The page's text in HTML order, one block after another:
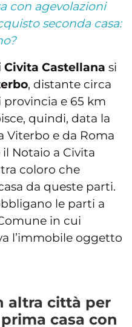
con agevolazioni
seconda casa:
Castellana si
, distante circa
e 65 km
quindi, data la
Viterbo e da Roma
Notaio a Civita
coloro che
da queste parti.
le parti a
in cui
l’immobile oggetto
altra città per
casa con